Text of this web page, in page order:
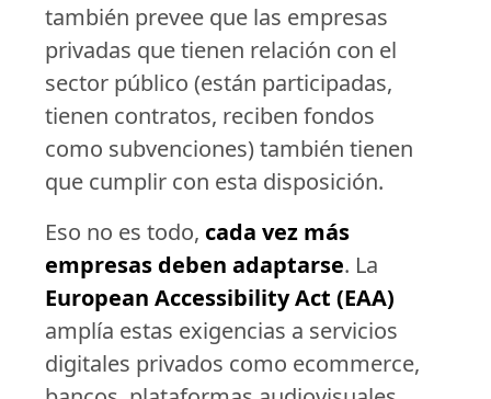
también prevee que las empresas
privadas que tienen relación con el
sector público (están participadas,
tienen contratos, reciben fondos
como subvenciones) también tienen
que cumplir con esta disposición.
Eso no es todo, cada vez más
empresas deben adaptarse. La
European Accessibility Act (EAA)
amplía estas exigencias a servicios
digitales privados como ecommerce,